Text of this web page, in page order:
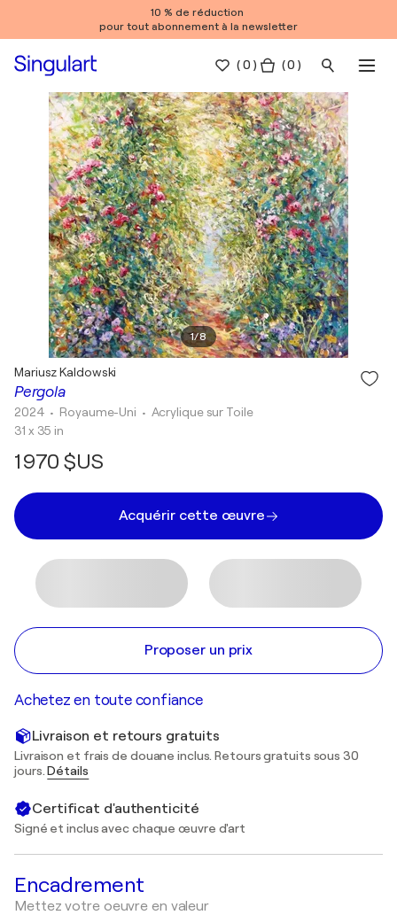
10 % de réduction
pour tout abonnement à la newsletter
(0 ) ( 0 )
1/8
Pergola
Mariusz Kaldowski
2024 • Royaume-Uni • Acrylique sur Toile
31 x 35 in
1 970 $US
Acquérir cette œuvre
Proposer un prix
Achetez en toute confiance
Livraison et retours gratuits
Livraison et frais de douane inclus. Retours gratuits sous 30
jours.Détails
Certificat d'authenticité
Signé et inclus avec chaque œuvre d'art
Encadrement
Mettez votre oeuvre en valeur